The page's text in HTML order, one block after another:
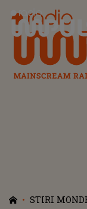
Radio Impuls
STIRI